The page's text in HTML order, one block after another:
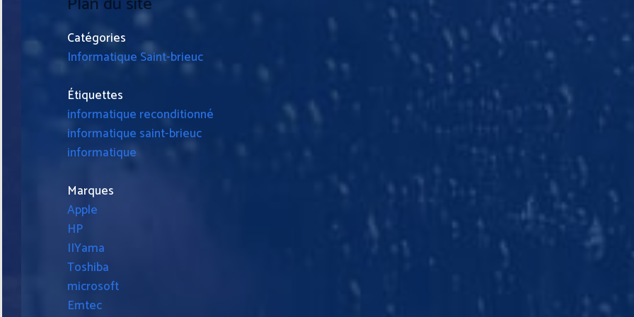
Catégories
Informatique Saint-brieuc
Étiquettes
informatique reconditionné
informatique saint-brieuc
informatique
Marques
Apple
HP
IIYama
Toshiba
microsoft
Emtec